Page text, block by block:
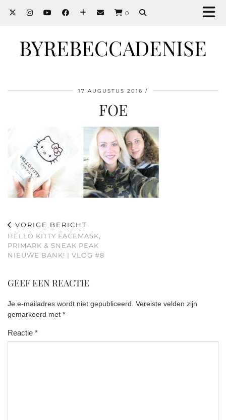
0
BYREBECCADENISE
17 AUGUSTUS 2016
FOE
VORIGE BERICHT
HELLO KITTY FACEMASK,
PRIMARK & SNEAK PEAK
NIEUWE BANK! | VLOG #8
GEEF EEN REACTIE
Je e-mailadres wordt niet gepubliceerd. Vereiste velden zijn
gemarkeerd met *
Reactie *